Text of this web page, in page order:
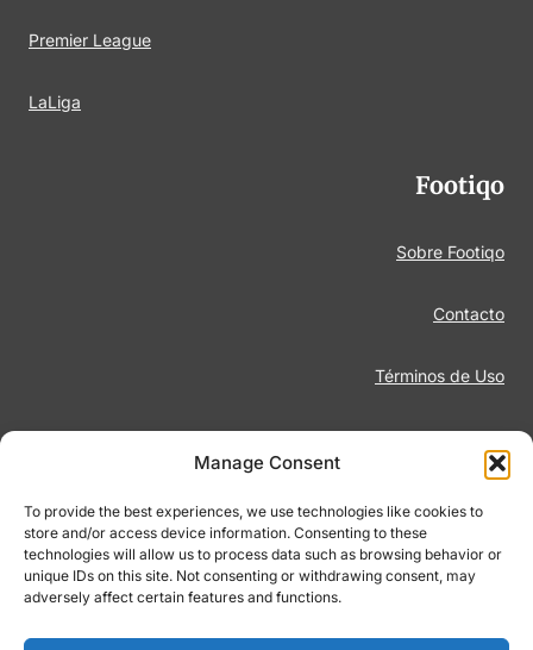
Manage Consent
To provide the best experiences, we use technologies like cookies to
store and/or access device information. Consenting to these
technologies will allow us to process data such as browsing behavior or
unique IDs on this site. Not consenting or withdrawing consent, may
adversely affect certain features and functions.
Premier League
LaLiga
Footiqo
Sobre Footiqo
Contacto
Términos de Uso
Aviso Legal
Juego Responsable